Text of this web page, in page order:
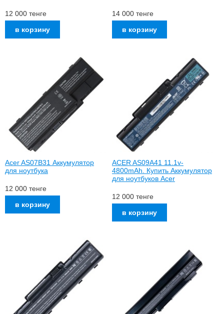
12 000 тенге 14 000 тенге
Acer AS07B31 Аккумулятор
для ноутбука
12 000 тенге
ACER AS09A41 11.1v-
4800mAh. Купить Аккумулятор
для ноутбуков Acer
12 000 тенге